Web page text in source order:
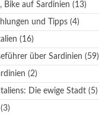
Bike auf Sardinien (13)
und Tipps (4)
(16)
über Sardinien (59)
(2)
Die ewige Stadt (5)
(3)